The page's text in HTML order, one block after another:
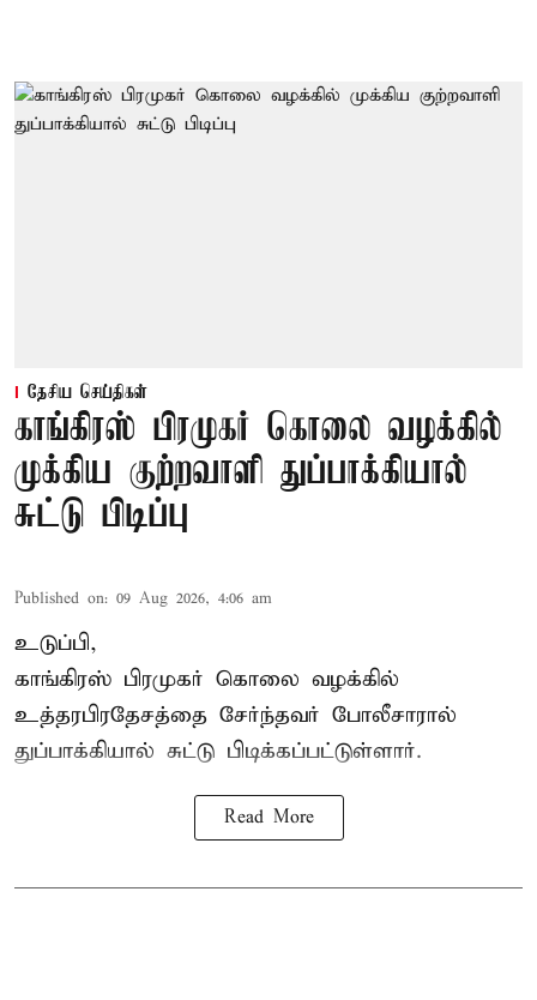
தேசிய செய்திகள்
காங்கிரஸ் பிரமுகர் கொலை வழக்கில்
முக்கிய குற்றவாளி துப்பாக்கியால்
சுட்டு பிடிப்பு
Published on: 09 Aug 2026, 4:06 am
உடுப்பி,
காங்கிரஸ் பிரமுகர் கொலை வழக்கில்
உத்தரபிரதேசத்தை சேர்ந்தவர் போலீசாரால்
துப்பாக்கியால் சுட்டு பிடிக்கப்பட்டுள்ளார்.
Read More